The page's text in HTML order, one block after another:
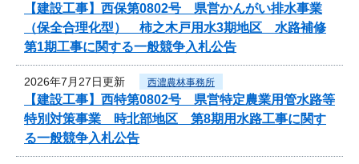
【建設工事】西保第0802号 県営かんがい排水事業
（保全合理化型） 柿之木戸用水3期地区 水路補修
第1期工事に関する一般競争入札公告
2026年7月27日更新 西濃農林事務所
【建設工事】西特第0802号 県営特定農業用管水路等
特別対策事業 時北部地区 第8期用水路工事に関す
る一般競争入札公告